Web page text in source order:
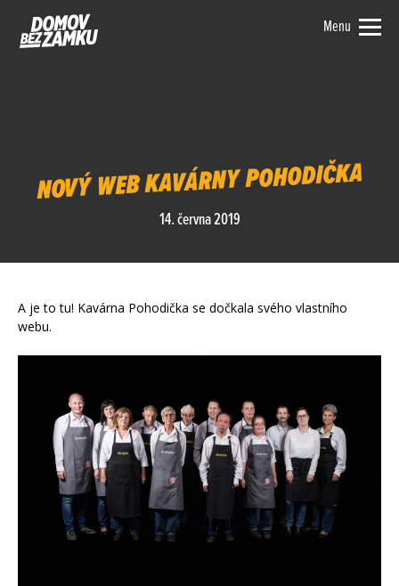
Menu
NOVÝ WEB KAVÁRNY POHODIČKA
14. června 2019
A je to tu! Kavárna Pohodička se dočkala svého vlastního
webu.